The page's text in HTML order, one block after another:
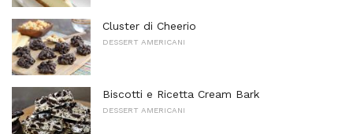
Cluster di Cheerio
DESSERT AMERICANI
Biscotti e Ricetta Cream Bark
DESSERT AMERICANI